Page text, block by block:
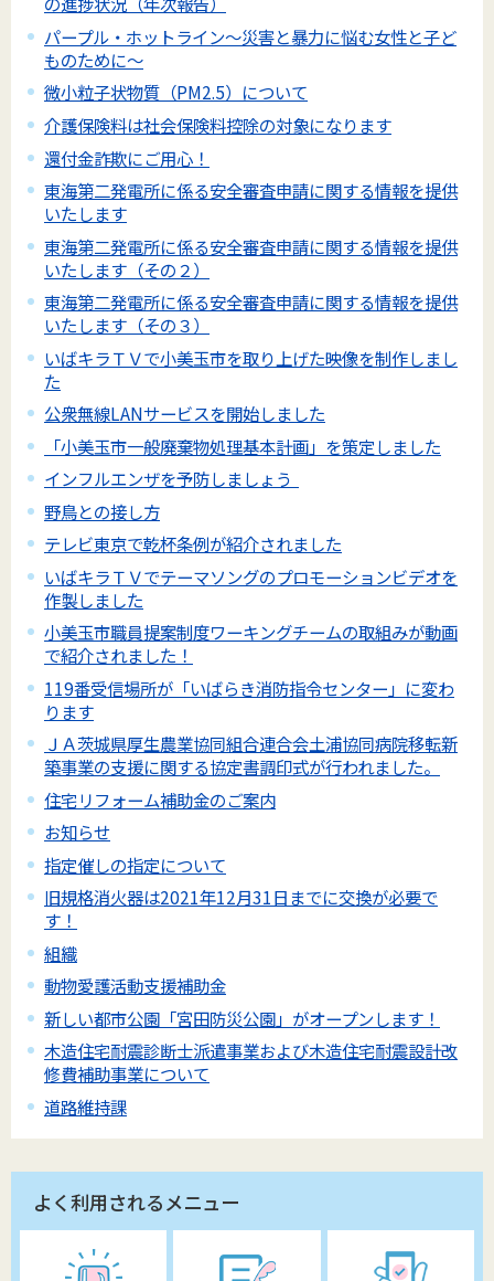
パープル・ホットライン～災害と暴力に悩む女性と子ど
ものために～
微小粒子状物質（PM2.5）について
介護保険料は社会保険料控除の対象になります
還付金詐欺にご用心！
東海第二発電所に係る安全審査申請に関する情報を提供
いたします
東海第二発電所に係る安全審査申請に関する情報を提供
いたします（その２）
東海第二発電所に係る安全審査申請に関する情報を提供
いたします（その３）
いばキラＴＶで小美玉市を取り上げた映像を制作しまし
た
公衆無線LANサービスを開始しました
「小美玉市一般廃棄物処理基本計画」を策定しました
インフルエンザを予防しましょう
野鳥との接し方
テレビ東京で乾杯条例が紹介されました
いばキラＴＶでテーマソングのプロモーションビデオを
作製しました
小美玉市職員提案制度ワーキングチームの取組みが動画
で紹介されました！
119番受信場所が「いばらき消防指令センター」に変わ
ります
ＪＡ茨城県厚生農業協同組合連合会土浦協同病院移転新
築事業の支援に関する協定書調印式が行われました。
住宅リフォーム補助金のご案内
お知らせ
指定催しの指定について
旧規格消火器は2021年12月31日までに交換が必要で
す！
組織
動物愛護活動支援補助金
新しい都市公園「宮田防災公園」がオープンします！
木造住宅耐震診断士派遣事業および木造住宅耐震設計改
修費補助事業について
道路維持課
よく利用されるメニュー